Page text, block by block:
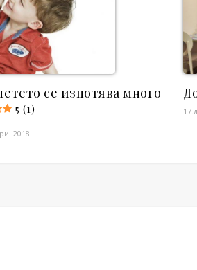
се изпотява много
5 (1)
2018